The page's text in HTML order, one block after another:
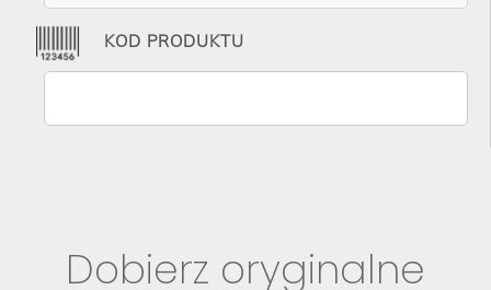
KOD PRODUKTU
Dobierz oryginalne